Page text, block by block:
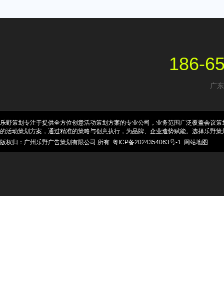
186-
广
乐野策划专注于提供全方位创意活动策划方案的专业公司，业务范围广泛覆盖会议
的活动策划方案，通过精准的策略与创意执行，为品牌、企业造势赋能。选择乐野
版权归：广州乐野广告策划有限公司 所有 粤ICP备2024354063号-1 网站地图